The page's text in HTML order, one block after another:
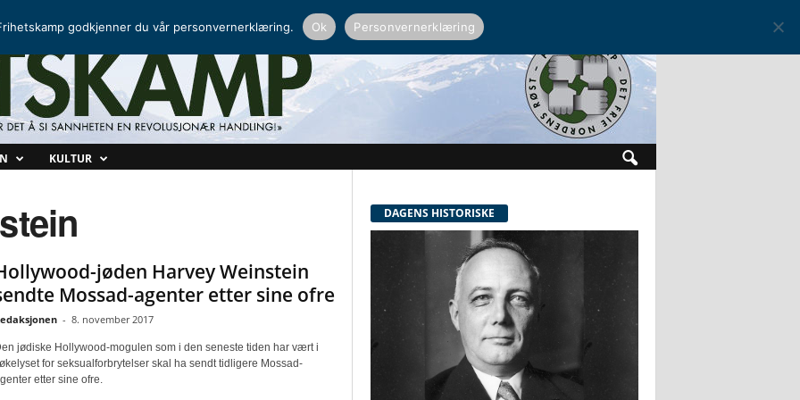
KULTUR
jøden Harvey Weinstein
Mossad-agenter etter sine ofre
- 8. november 2017
jødiske Hollywood-mogulen som i den seneste tiden har vært i
for seksualforbrytelser skal ha sendt tidligere Mossad-
etter sine ofre.
DAGENS HISTORISKE
godkjenner du vår personvernerklæring. Ok Personvernerklæring